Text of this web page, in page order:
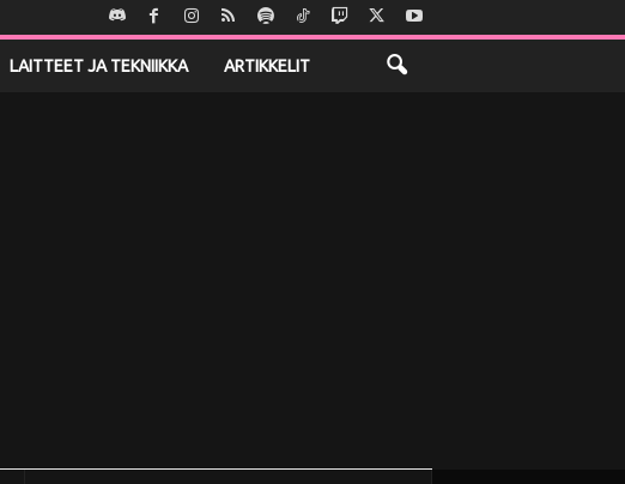
LAITTEET JA TEKNIIKKA ARTIKKELIT